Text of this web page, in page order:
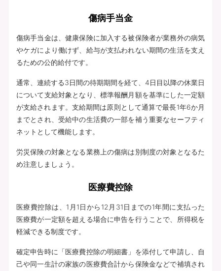
傷病手当金
傷病手当金は、健康保険に加入する被保険者が業務外の病気
やケガにより働けず、給与が支払われない期間の生活を支え
るための公的給付です。
通常、連続する3日間の待期期間を経て、4日目以降の休業日
について支給対象となり、標準報酬月額を基準にした一定額
が支給されます。支給期間は原則として通算で最長1年6か月
までとされ、受給中の生活費の一部を補う重要なセーフティ
ネットとして機能します。
労災保険の対象となる業務上の傷病は別制度の対象となるた
め注意しましょう。
医療費控除
医療費控除は、1月1日から12月31日までの1年間に支払った
医療費が一定額を超える場合に申告を行うことで、所得税を
軽減できる制度です。
確定申告時に「医療費控除の明細書」を添付して申請し、自
己や同一生計の家族の医療費合計から保険金などで補填され